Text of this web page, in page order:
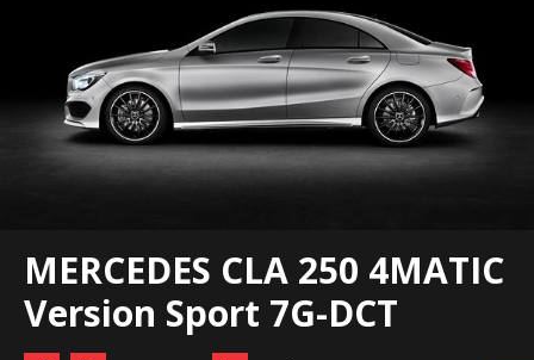
MERCEDES CLA 250 4MATIC
Version Sport 7G-DCT